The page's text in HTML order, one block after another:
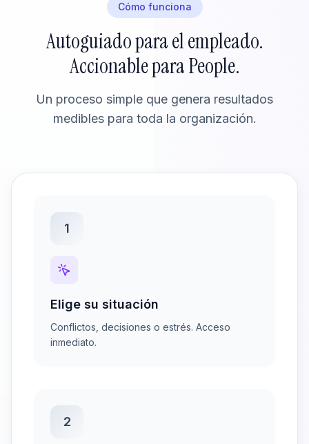
Cómo funciona
Autoguiado para el empleado.
Accionable para People.
Un proceso simple que genera resultados
medibles para toda la organización.
1
Elige su situación
Conflictos, decisiones o estrés. Acceso
inmediato.
2